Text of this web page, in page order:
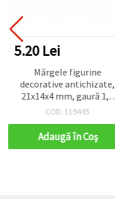
5.20 Lei
Mărgele figurine
decorative antichizate,
21x14x4 mm, gaură 1,5
mm, maro – 50 g (~75
COD: 119445
Adaugă în Coş